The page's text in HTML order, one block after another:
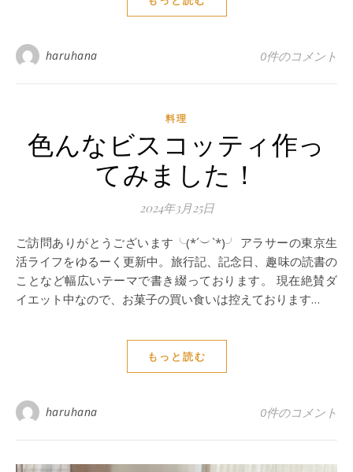
haruhana 0件のコメント
料理
色んなビスコッティ作っ
てみました！
2024年3月25日
ご訪問ありがとうございます╰(*´︶`*)╯ アラサーの東京生
活ライフをゆるーく更新中。旅行記、記念日、趣味の読書の
ことなど幅広いテーマで書き綴っております。 現在絶賛ダ
イエット中なので、お菓子の買い食いは控えております…
もっと読む
haruhana 0件のコメント